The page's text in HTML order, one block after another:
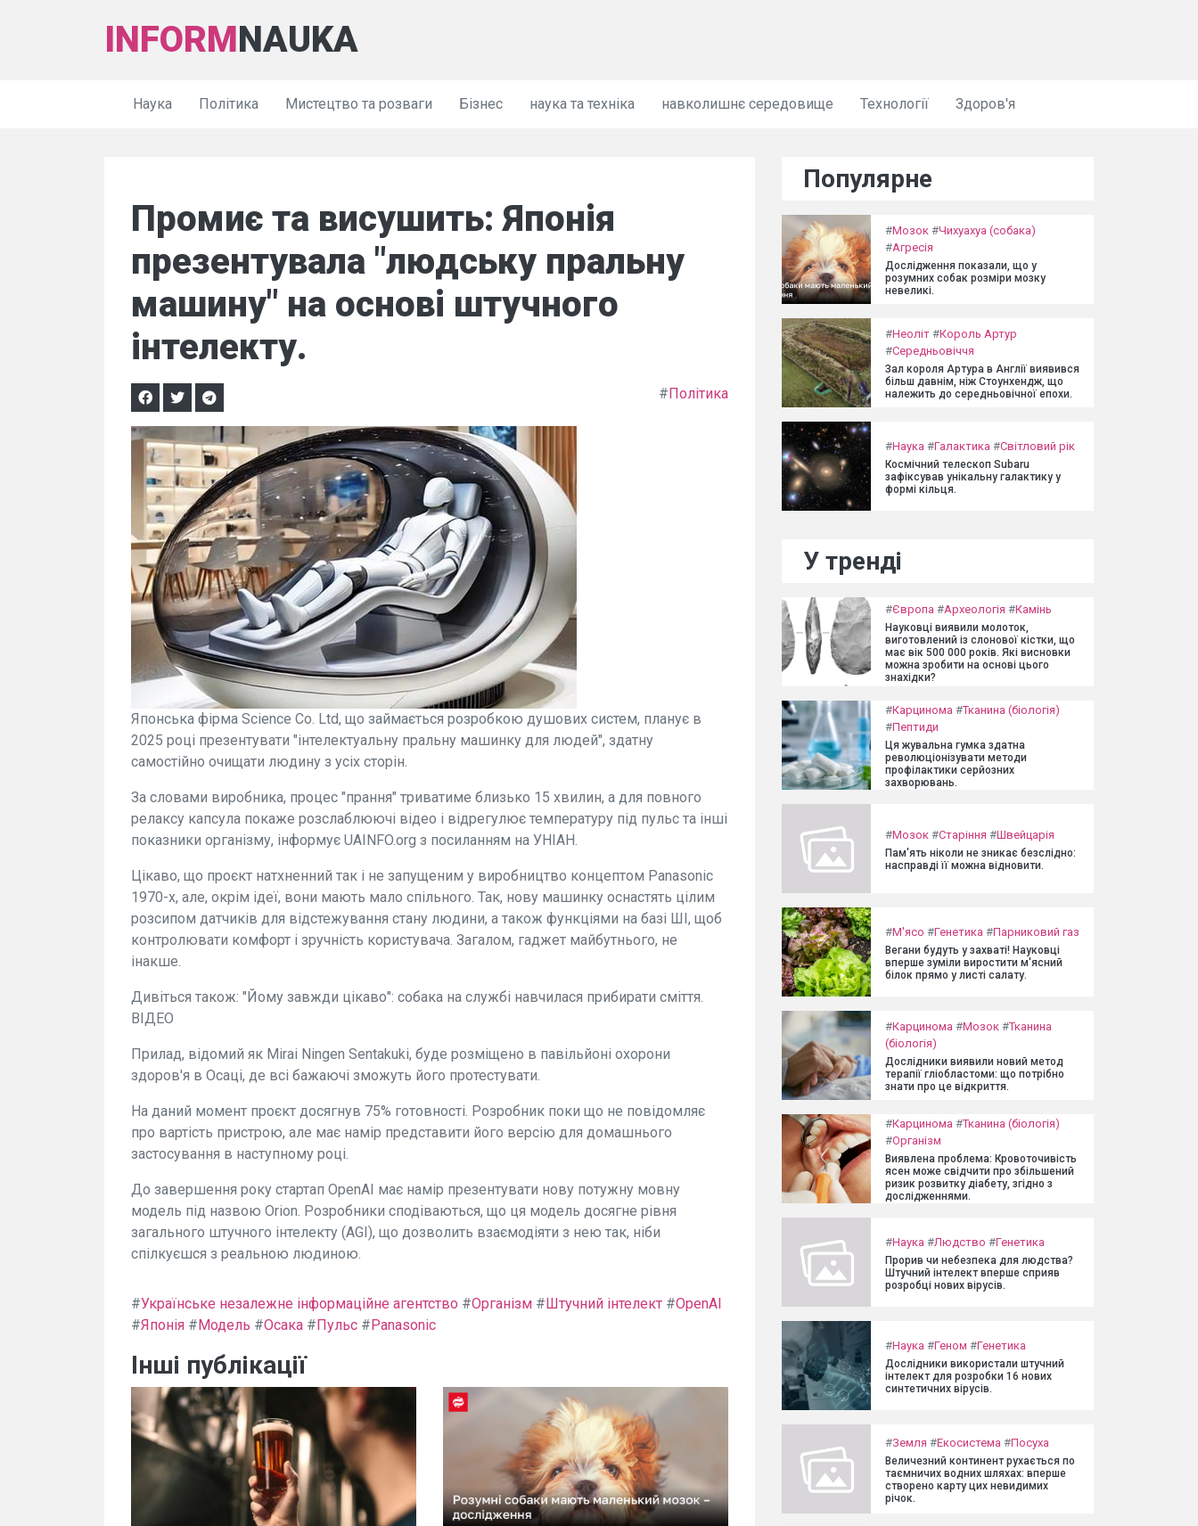
INFORMNAUKA
Наука Політика Мистецтво та розваги Бізнес наука та техніка навколишнє середовище Технології Здоров'я
Промиє та висушить: Японія
презентувала "людську пральну
машину" на основі штучного
інтелекту.
#Політика
Японська фірма Science Co. Ltd, що займається розробкою душових систем, планує в
2025 році презентувати "інтелектуальну пральну машинку для людей", здатну
самостійно очищати людину з усіх сторін.
За словами виробника, процес "прання" триватиме близько 15 хвилин, а для повного
релаксу капсула покаже розслаблюючі відео і відрегулює температуру під пульс та інші
показники організму, інформує UAINFO.org з посиланням на УНІАН.
Цікаво, що проєкт натхненний так і не запущеним у виробництво концептом Panasonic
1970-х, але, окрім ідеї, вони мають мало спільного. Так, нову машинку оснастять цілим
розсипом датчиків для відстежування стану людини, а також функціями на базі ШІ, щоб
контролювати комфорт і зручність користувача. Загалом, гаджет майбутнього, не
інакше.
Дивіться також: "Йому завжди цікаво": собака на службі навчилася прибирати сміття.
ВІДЕО
Прилад, відомий як Mirai Ningen Sentakuki, буде розміщено в павільйоні охорони
здоров'я в Осаці, де всі бажаючі зможуть його протестувати.
На даний момент проєкт досягнув 75% готовності. Розробник поки що не повідомляє
про вартість пристрою, але має намір представити його версію для домашнього
застосування в наступному році.
До завершення року стартап OpenAI має намір презентувати нову потужну мовну
модель під назвою Orion. Розробники сподіваються, що ця модель досягне рівня
загального штучного інтелекту (AGI), що дозволить взаємодіяти з нею так, ніби
спілкуєшся з реальною людиною.
#Українське незалежне інформаційне агентство #Організм #Штучний інтелект #OpenAI
#Японія #Модель #Осака #Пульс #Panasonic
Інші публікації
Популярне
#Мозок #Чихуахуа (собака)
#Агресія
Дослідження показали, що у
розумних собак розміри мозку
невеликі.
#Неоліт #Король Артур
#Середньовіччя
Зал короля Артура в Англії виявився
більш давнім, ніж Стоунхендж, що
належить до середньовічної епохи.
#Наука #Галактика #Світловий рік
Космічний телескоп Subaru
зафіксував унікальну галактику у
формі кільця.
У тренді
#Європа #Археологія #Камінь
Науковці виявили молоток,
виготовлений із слонової кістки, що
має вік 500 000 років. Які висновки
можна зробити на основі цього
знахідки?
#Карцинома #Тканина (біологія)
#Пептиди
Ця жувальна гумка здатна
революціонізувати методи
профілактики серйозних
захворювань.
#Мозок #Старіння #Швейцарія
Пам'ять ніколи не зникає безслідно:
насправді її можна відновити.
#М'ясо #Генетика #Парниковий газ
Вегани будуть у захваті! Науковці
вперше зуміли виростити м'ясний
білок прямо у листі салату.
#Карцинома #Мозок #Тканина
(біологія)
Дослідники виявили новий метод
терапії гліобластоми: що потрібно
знати про це відкриття.
#Карцинома #Тканина (біологія)
#Організм
Виявлена проблема: Кровоточивість
ясен може свідчити про збільшений
ризик розвитку діабету, згідно з
дослідженнями.
#Наука #Людство #Генетика
Прорив чи небезпека для людства?
Штучний інтелект вперше сприяв
розробці нових вірусів.
#Наука #Геном #Генетика
Дослідники використали штучний
інтелект для розробки 16 нових
синтетичних вірусів.
#Земля #Екосистема #Посуха
Величезний континент рухається по
таємничих водних шляхах: вперше
створено карту цих невидимих
річок.